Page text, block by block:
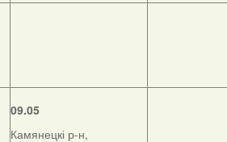
09.05
Камянецкі р-н,